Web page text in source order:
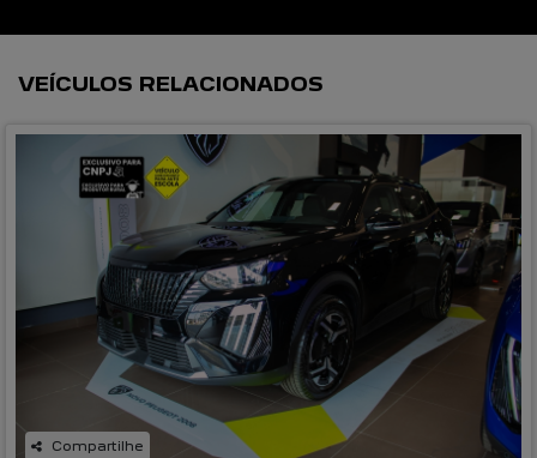
VEÍCULOS RELACIONADOS
Compartilhe